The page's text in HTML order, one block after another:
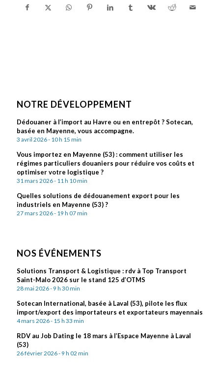
NOTRE DÉVELOPPEMENT
Dédouaner à l’import au Havre ou en entrepôt ? Sotecan,
basée en Mayenne, vous accompagne.
3 avril 2026 - 10 h 15 min
Vous importez en Mayenne (53) : comment utiliser les
régimes particuliers douaniers pour réduire vos coûts et
optimiser votre logistique ?
31 mars 2026 - 11 h 10 min
Quelles solutions de dédouanement export pour les
industriels en Mayenne (53) ?
27 mars 2026 - 19 h 07 min
NOS ÉVÉNEMENTS
Solutions Transport & Logistique : rdv à Top Transport
Saint-Malo 2026 sur le stand 125 d’OTMS
28 mai 2026 - 9 h 30 min
Sotecan International, basée à Laval (53), pilote les flux
import/export des importateurs et exportateurs mayennais
4 mars 2026 - 15 h 33 min
RDV au Job Dating le 18 mars à l’Espace Mayenne à Laval
(53)
26 février 2026 - 9 h 02 min